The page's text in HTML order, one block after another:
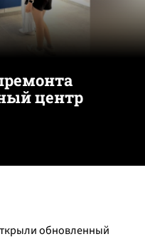
центр
обновленный